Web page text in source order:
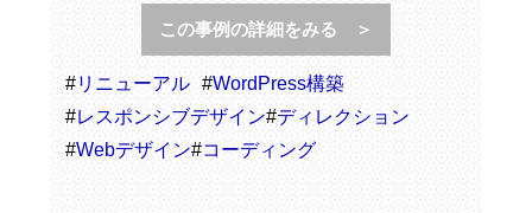
この事例の詳細をみる ＞
#リニューアル #WordPress構築
#レスポンシブデザイン#ディレクション
#Webデザイン#コーディング